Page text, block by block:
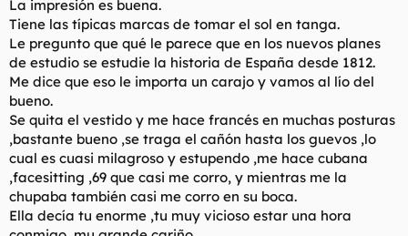
La impresión es buena.
Tiene las típicas marcas de tomar el sol en tanga.
Le pregunto que qué le parece que en los nuevos planes
de estudio se estudie la historia de España desde 1812.
Me dice que eso le importa un carajo y vamos al lío del
bueno.
Se quita el vestido y me hace francés en muchas posturas
,bastante bueno ,se traga el cañón hasta los guevos ,lo
cual es cuasi milagroso y estupendo ,me hace cubana
,facesitting ,69 que casi me corro, y mientras me la
chupaba también casi me corro en su boca.
Ella decía tu enorme ,tu muy vicioso estar una hora